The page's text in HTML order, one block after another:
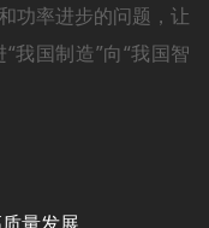
功率进步的问题，让
我国制造”向“我国智
量发展